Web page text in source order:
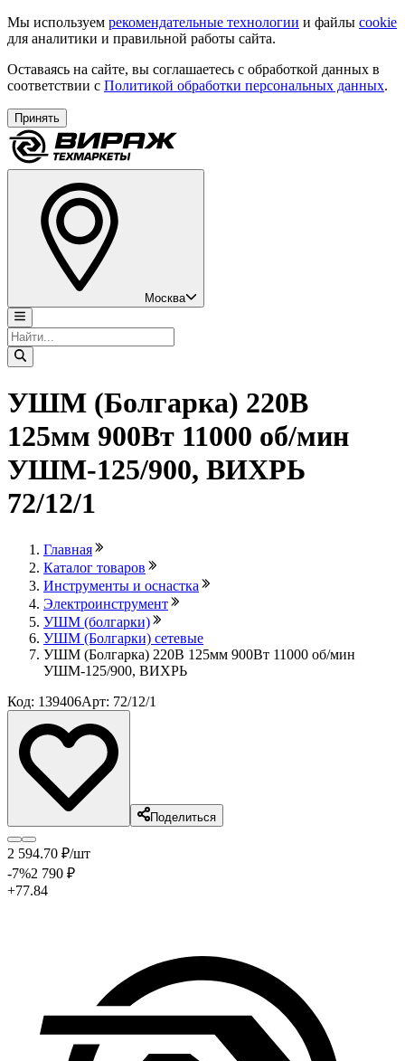
Мы используем рекомендательные технологии и файлы cookie
для аналитики и правильной работы сайта.
Оставаясь на сайте, вы соглашаетесь с обработкой данных в
соответствии с Политикой обработки персональных данных.
Принять
Москва
УШМ (Болгарка) 220В
125мм 900Вт 11000 об/мин
УШМ-125/900, ВИХРЬ
72/12/1
Главная
Каталог товаров
Инструменты и оснастка
Электроинструмент
УШМ (болгарки)
УШМ (Болгарки) сетевые
УШМ (Болгарка) 220В 125мм 900Вт 11000 об/мин
УШМ-125/900, ВИХРЬ
Код: 139406Арт: 72/12/1
Поделиться
2 594.70 ₽/шт
-7%2 790 ₽
+77.84